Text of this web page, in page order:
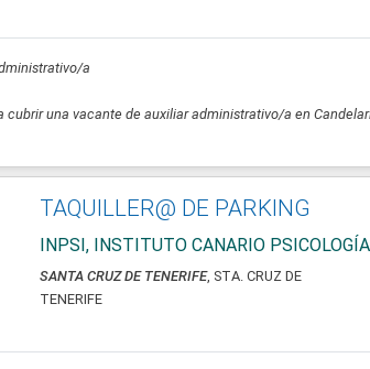
a
cubrir una vacante de auxiliar administrativo/a en
TAQUILLER@ DE PARKING
INPSI, INSTITUTO CANARIO
SANTA CRUZ DE TENERIFE, STA. CRUZ DE
TENERIFE